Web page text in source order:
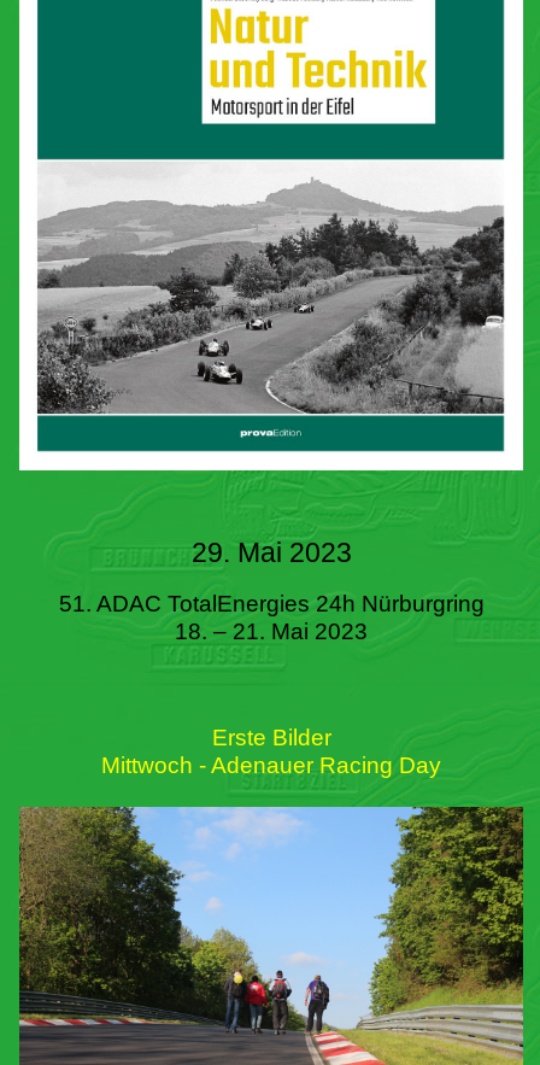
29. Mai 2023
51. ADAC TotalEnergies 24h Nürburgring
18. – 21. Mai 2023
Erste Bilder
Mittwoch - Adenauer Racing Day